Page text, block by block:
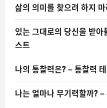
삶의 의미를 찾으려 하지
있는 그대로의 당신을 받
스트
나의 통찰력은? – 통찰력
나는 얼마나 무기력할까?